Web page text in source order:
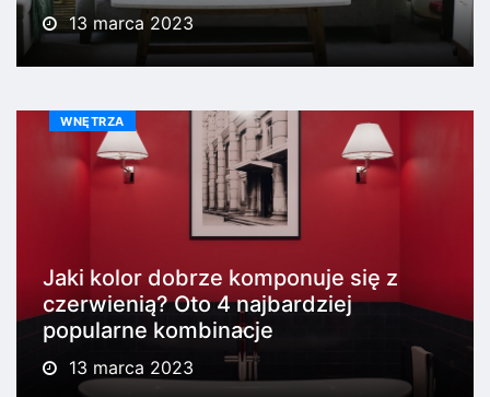
13 marca 2023
WNĘTRZA
Jaki kolor dobrze komponuje się z
czerwienią? Oto 4 najbardziej
popularne kombinacje
13 marca 2023